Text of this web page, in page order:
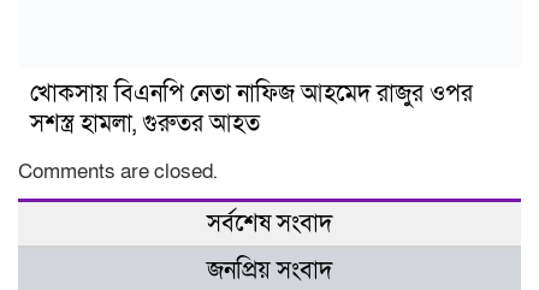
খোকসায় বিএনপি নেতা নাফিজ আহমেদ রাজুর ওপর
সশস্ত্র হামলা, গুরুতর আহত
Comments are closed.
সর্বশেষ সংবাদ
জনপ্রিয় সংবাদ